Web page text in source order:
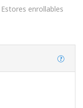
Estores enrollables